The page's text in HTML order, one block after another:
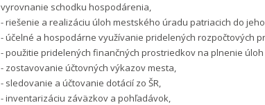
vyrovnanie schodku hospodárenia,
- riešenie a realizáciu úloh mestského úradu patriacich do
- účelné a hospodárne využívanie pridelených rozpočtových
- použitie pridelených finančných prostriedkov na plnenie
- zostavovanie účtovných výkazov mesta,
- sledovanie a účtovanie dotácií zo ŠR,
- inventarizáciu záväzkov a pohľadávok,